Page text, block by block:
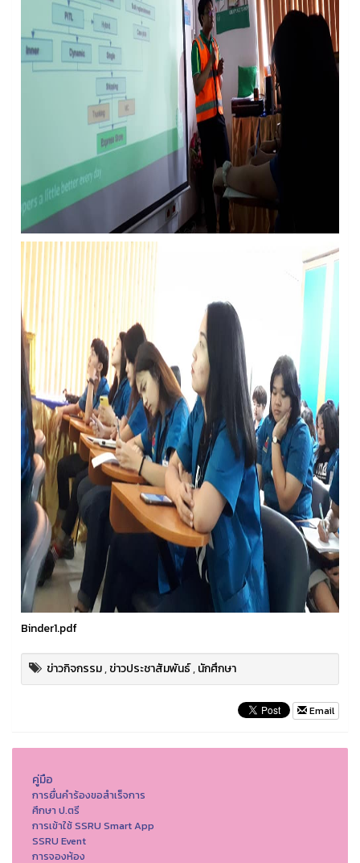
Binder1.pdf
ข่าวกิจกรรม,ข่าวประชาสัมพันธ์,นักศึกษา
Email
คู่มือ
การยื่นคำร้องขอสำเร็จการ
ศึกษา ป.ตรี
การเข้าใช้ SSRU Smart App
SSRU Event
การจองห้อง